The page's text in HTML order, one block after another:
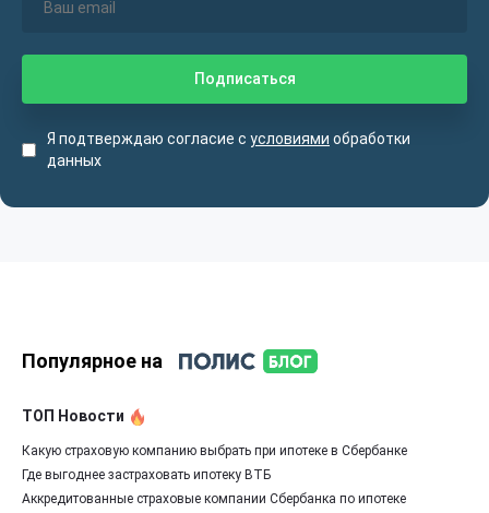
Я подтверждаю согласие с условиями обработки
данных
Популярное на
ТОП Новости
Какую страховую компанию выбрать при ипотеке в Сбербанке
Где выгоднее застраховать ипотеку ВТБ
Аккредитованные страховые компании Сбербанка по ипотеке